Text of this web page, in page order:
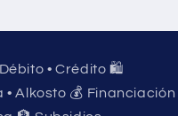
• Crédito 🛍️
Alkosto 💰 Financiación